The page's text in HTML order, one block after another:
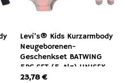
Levi’s® Kids Kurzarmbody
Neugeborenen-
Geschenkset BATWING
5PC SET (5-tlg) UNISEX
23,78€